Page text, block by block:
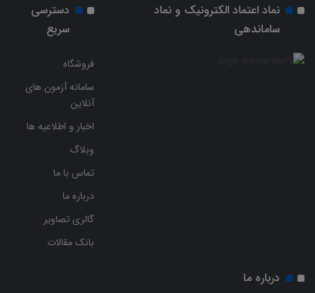
نماد اعتماد الکترونیک و نماد
ساماندهی
دسترسی
سریع
فروشگاه
سامانه آزمون های
آنلاین
اخبار و اطلاعیه ها
وبلاگ
تماس با ما
درباره ما
گالری تصاویر
بانک مقالات
درباره ما